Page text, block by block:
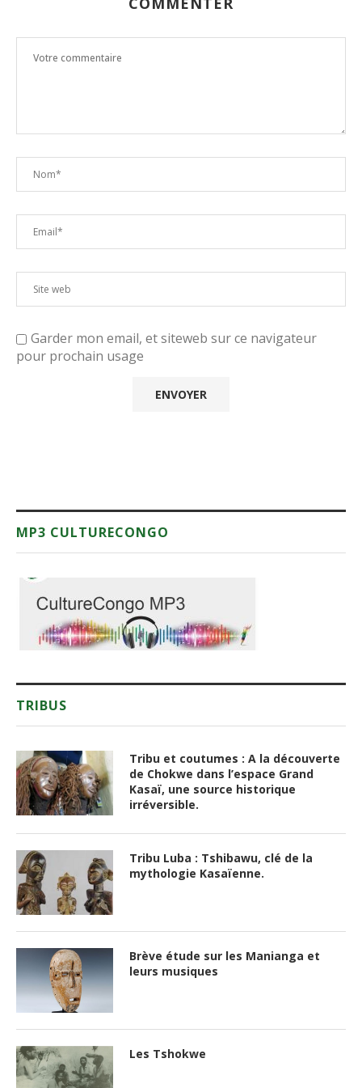
Garder mon email, et siteweb sur ce navigateur
pour prochain usage
MP3 CULTURECONGO
TRIBUS
Tribu et coutumes : A la découverte
de Chokwe dans l’espace Grand
Kasaï, une source historique
irréversible.
Tribu Luba : Tshibawu, clé de la
mythologie Kasaïenne.
Brève étude sur les Manianga et
leurs musiques
Les Tshokwe